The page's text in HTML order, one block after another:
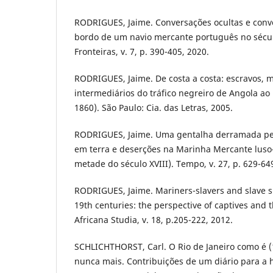
RODRIGUES, Jaime. Conversações ocultas e
bordo de um navio mercante português no
Fronteiras, v. 7, p. 390-405, 2020.
RODRIGUES, Jaime. De costa a costa: escravos,
intermediários do tráfico negreiro de Angola ao
1860). São Paulo: Cia. das Letras, 2005.
RODRIGUES, Jaime. Uma gentalha derramada
em terra e deserções na Marinha Mercante
metade do século XVIII). Tempo, v. 27, p. 629-
RODRIGUES, Jaime. Mariners-slavers and
19th centuries: the perspective of captives and
Africana Studia, v. 18, p.205-222, 2012.
SCHLICHTHORST, Carl. O Rio de Janeiro como
nunca mais. Contribuições de um diário para a